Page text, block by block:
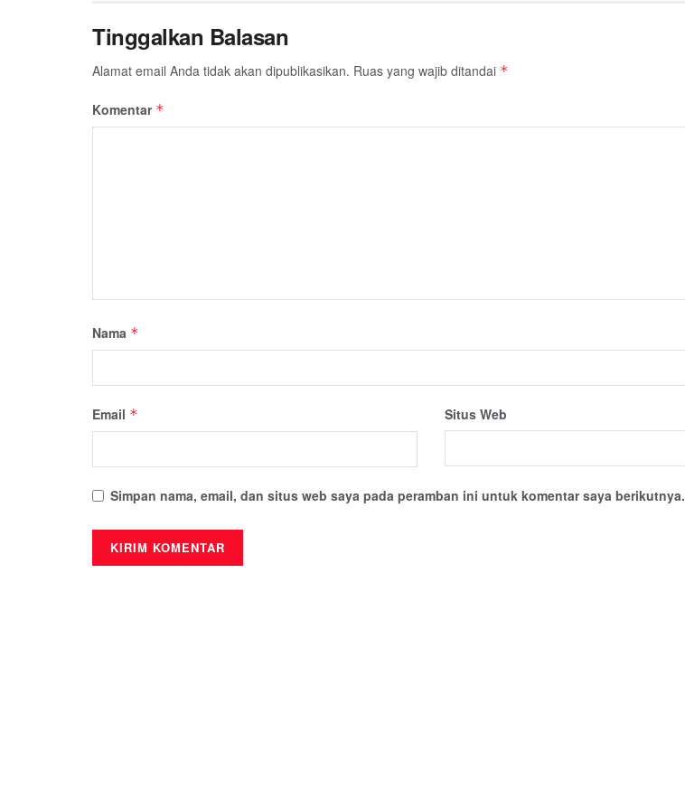
Tinggalkan Balasan
Alamat email Anda tidak akan dipublikasikan. Ruas yang wajib ditandai *
Komentar *
Nama *
Email * Situs Web
Simpan nama, email, dan situs web saya pada peramban ini untuk komentar saya berikutnya.